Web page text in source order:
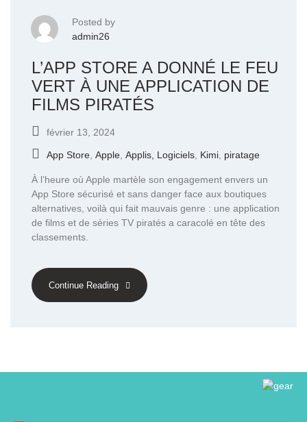
Posted by
admin26
L’APP STORE A DONNÉ LE FEU
VERT À UNE APPLICATION DE
FILMS PIRATÉS
février 13, 2024
App Store Apple Applis, Logiciels Kimi piratage
À l’heure où Apple martèle son engagement envers un
App Store sécurisé et sans danger face aux boutiques
alternatives, voilà qui fait mauvais genre : une application
de films et de séries TV piratés a caracolé en tête des
classements.
Continue Reading